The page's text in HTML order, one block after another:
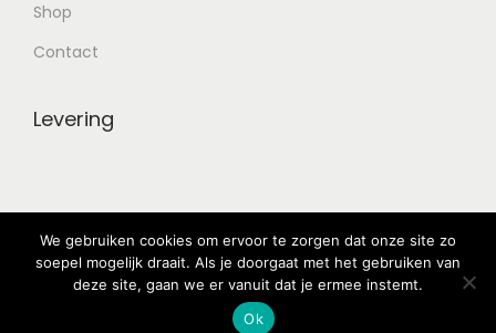
Shop
Contact
Levering
© 2025 Babylon Drinks -Privacy Policy- Alle rechten
voorbehouden
We gebruiken cookies om ervoor te zorgen dat onze site zo
soepel mogelijk draait. Als je doorgaat met het gebruiken van
deze site, gaan we er vanuit dat je ermee instemt.
Ok